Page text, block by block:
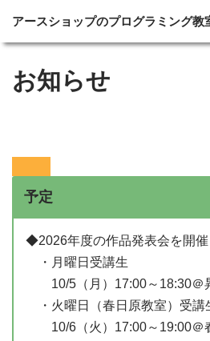
コ
テ
ス
キ
ッ
アースショップのプログラミング教
お知らせ
予定
◆2026年度の作品発表会を開催
・月曜日受講生
10/5（月）17:00～18:30＠
・火曜日（春日原教室）受講
10/6（火）17:00～19:00＠